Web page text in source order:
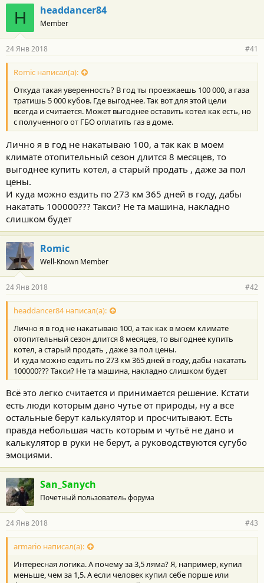
H headdancer84
Member
24 Янв 2018 #41
Romic написал(а):
Откуда такая уверенность? В год ты проезжаешь 100 000, а газа
тратишь 5 000 кубов. Где выгоднее. Так вот для этой цели
всегда и считается. Может выгоднее оставить котел как есть, но
с полученного от ГБО оплатить газ в доме.
Лично я в год не накатываю 100, а так как в моем
климате отопительный сезон длится 8 месяцев, то
выгоднее купить котел, а старый продать , даже за пол
цены.
И куда можно ездить по 273 км 365 дней в году, дабы
накатать 100000??? Такси? Не та машина, накладно
слишком будет
Romic
Well-Known Member
24 Янв 2018 #42
headdancer84 написал(а):
Лично я в год не накатываю 100, а так как в моем климате
отопительный сезон длится 8 месяцев, то выгоднее купить
котел, а старый продать , даже за пол цены.
И куда можно ездить по 273 км 365 дней в году, дабы накатать
100000??? Такси? Не та машина, накладно слишком будет
Всё это легко считается и принимается решение. Кстати
есть люди которым дано чутье от природы, ну а все
остальные берут калькулятор и просчитывают. Есть
правда небольшая часть которым и чутьё не дано и
калькулятор в руки не берут, а руководствуются сугубо
эмоциями.
San_Sanych
Почетный пользователь форума
24 Янв 2018 #43
armario написал(а):
Интересная логика. А почему за 3,5 ляма? Я, например, купил
меньше, чем за 1,5. А если человек купил себе порше или